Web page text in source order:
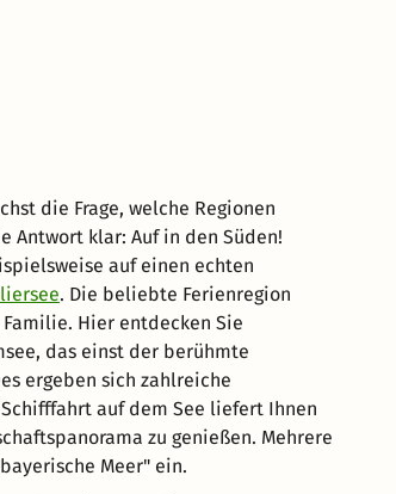
die Frage, welche Regionen
Antwort klar: Auf in den Süden!
auf einen echten
. Die beliebte Ferienregion
Hier entdecken Sie
das einst der berühmte
ergeben sich zahlreiche
auf dem See liefert Ihnen
zu genießen. Mehrere
Meer" ein.